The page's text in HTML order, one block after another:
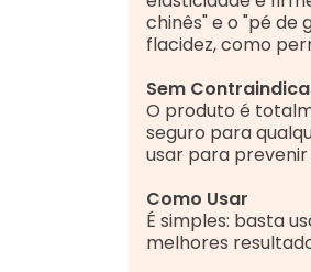
chinês" e o "pé de
flacidez, como
Sem
O produto é
seguro para
usar para
Como Usar
É simples: basta
melhores